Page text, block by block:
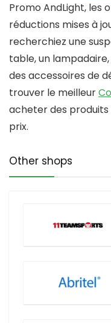
Promo AndLight, les
réductions mises à
recherchiez une
table, un
des accessoires de
trouver le meilleur
acheter des produits
prix.
Other shops